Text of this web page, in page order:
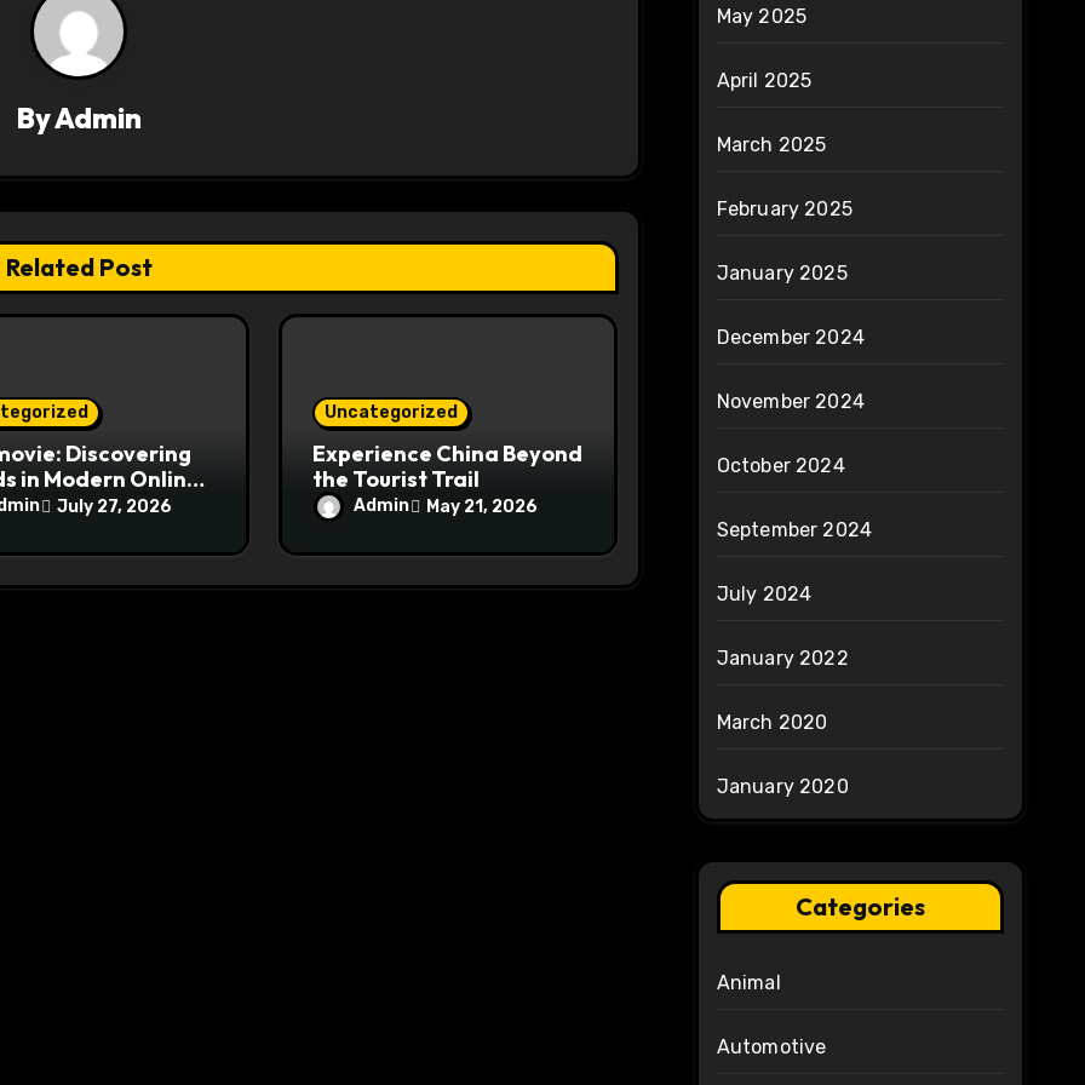
ByAdmin
Related Post
Discovering
in Modern Online
Streaming
July 27, 2026
Uncategorized
Experience China Beyond
the Tourist Trail
Admin May 21, 2026
May 2025
April 2025
March 2025
February 2025
January 2025
December 2024
November 2024
October 2024
September 2024
July 2024
January 2022
March 2020
January 2020
Categories
Animal
Automotive